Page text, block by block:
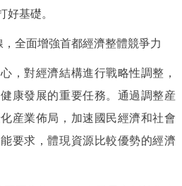
好基礎。
全面增強首都經濟整體競爭力
對經濟結構進行戰略性調整，
康發展的重要任務。通過調整産
産業佈局，加速國民經濟和社會
要求，體現資源比較優勢的經濟